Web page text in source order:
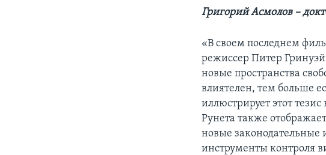
Григорий Асмолов –
«В своем последнем
режиссер Питер Гринуэй
новые пространства
влиятелен, тем больше
иллюстрирует этот
Рунета также
новые
инструменты контроля